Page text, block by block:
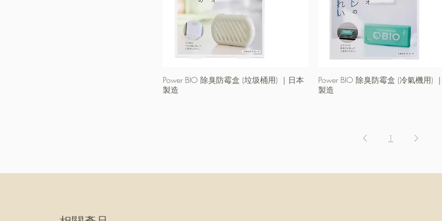
快速瀏覽
Power BIO 除臭防霉盒 (垃圾桶用) ｜日本
製造
快速瀏覽
Power BIO 除臭防霉盒 (冷氣機用)
製造
1